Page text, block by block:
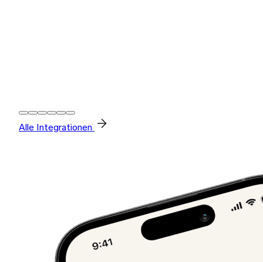
Alle Integrationen